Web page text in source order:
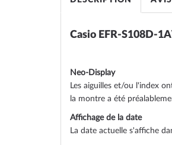
Casio EFR-S108D-
Neo-Display
Les aiguilles et/ou l'index
la montre a été
Affichage de la date
La date actuelle s'affiche